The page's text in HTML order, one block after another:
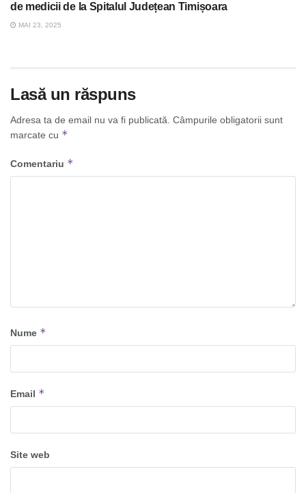
de medicii de la Spitalul Județean Timișoara
MAI 23, 2025
Lasă un răspuns
Adresa ta de email nu va fi publicată. Câmpurile obligatorii sunt
marcate cu *
Comentariu *
Nume *
Email *
Site web